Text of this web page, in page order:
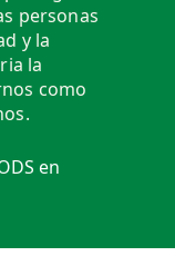
personas
y la
la
como
en